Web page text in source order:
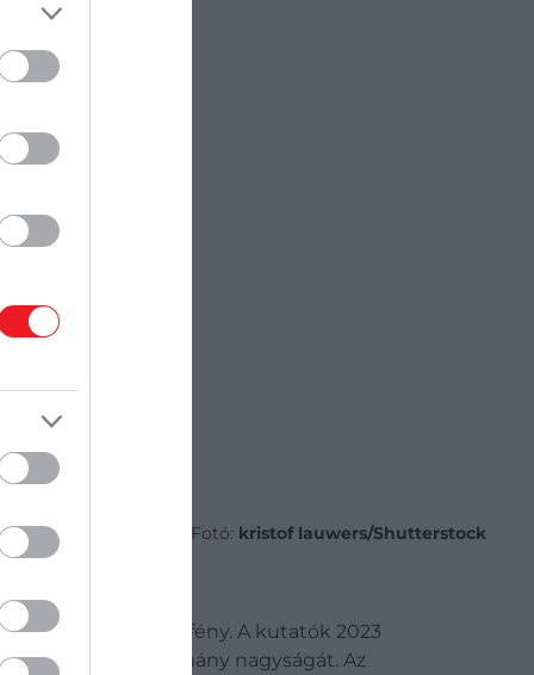
Fotó: kristof lauwers/Shutterstock
derült fény. A kutatók 2023
meg az állomány nagyságát. Az